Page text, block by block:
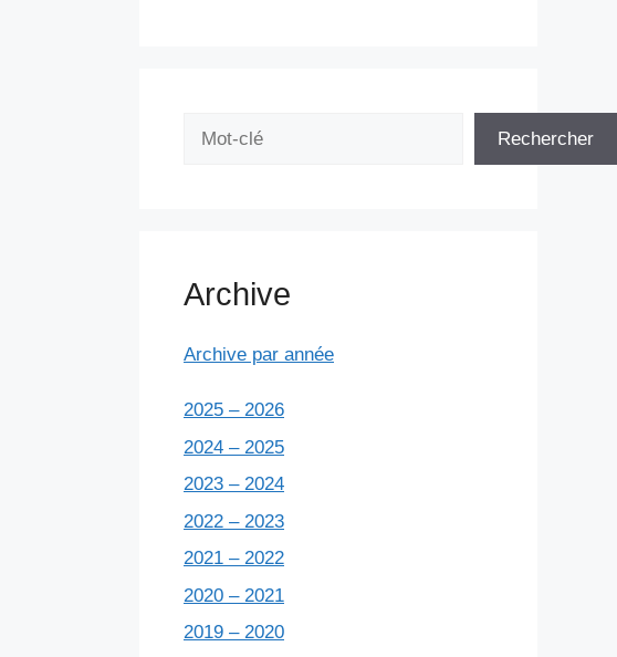
Rechercher
Archive
Archive par année
2025 – 2026
2024 – 2025
2023 – 2024
2022 – 2023
2021 – 2022
2020 – 2021
2019 – 2020